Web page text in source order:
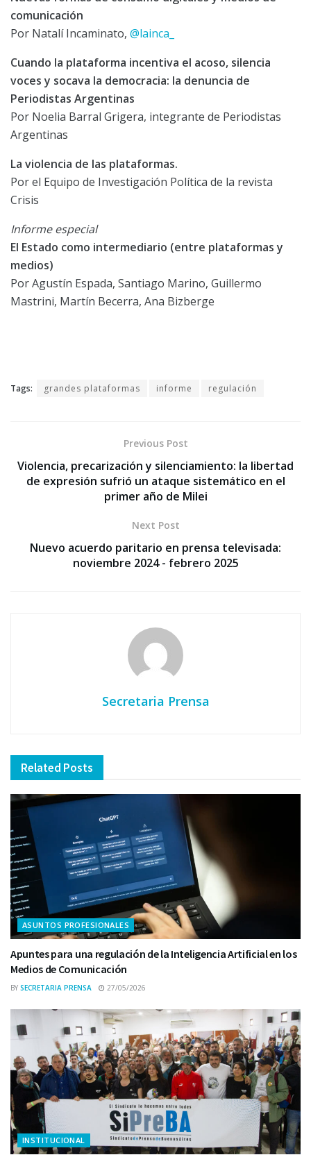
comunicación
Por Natalí Incaminato, @lainca_
Cuando la plataforma incentiva el acoso, silencia
voces y socava la democracia: la denuncia de
Periodistas Argentinas
Por Noelia Barral Grigera, integrante de Periodistas
Argentinas
La violencia de las plataformas.
Por el Equipo de Investigación Política de la revista
Crisis
Informe especial
El Estado como intermediario (entre plataformas y
medios)
Por Agustín Espada, Santiago Marino, Guillermo
Mastrini, Martín Becerra, Ana Bizberge
Tags: grandes plataformas informe regulación
Previous Post
Violencia, precarización y silenciamiento: la libertad
de expresión sufrió un ataque sistemático en el
primer año de Milei
Next Post
Nuevo acuerdo paritario en prensa televisada:
noviembre 2024 - febrero 2025
Secretaria Prensa
Related Posts
ASUNTOS PROFESIONALES
Apuntes para una regulación de la Inteligencia Artificial en los
Medios de Comunicación
BY SECRETARIA PRENSA 27/05/2026
INSTITUCIONAL